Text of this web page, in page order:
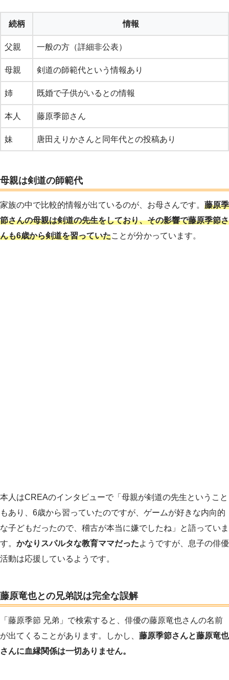
続柄 情報
父親 一般の方（詳細非公表）
母親 剣道の師範代という情報あり
姉 既婚で子供がいるとの情報
本人 藤原季節さん
妹 唐田えりかさんと同年代との投稿あり
母親は剣道の師範代
家族の中で比較的情報が出ているのが、お母さんです。 藤原季
節さんの母親は剣道の先生をしており、その影響で藤原季節さ
んも6歳から剣道を習っていたことが分かっています。
本人はCREAのインタビューで「母親が剣道の先生ということ
もあり、6歳から習っていたのですが、ゲームが好きな内向的
な子どもだったので、稽古が本当に嫌でしたね」と語っていま
す。 かなりスパルタな教育ママだったようですが、息子の俳優
活動は応援しているようです。
藤原竜也との兄弟説は完全な誤解
「藤原季節 兄弟」で検索すると、俳優の藤原竜也さんの名前
が出てくることがあります。しかし、 藤原季節さんと藤原竜也
さんに血縁関係は一切ありません。